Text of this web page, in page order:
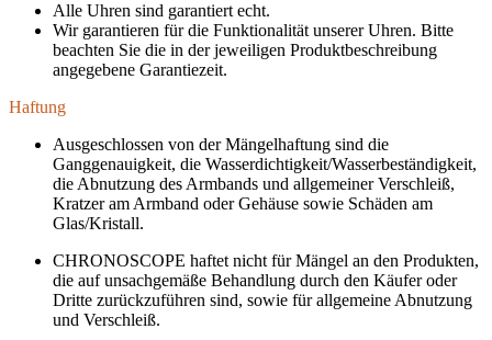
Alle Uhren sind garantiert echt.
Wir garantieren für die Funktionalität unserer Uhren. Bitte
beachten Sie die in der jeweiligen Produktbeschreibung
angegebene Garantiezeit.
Haftung
Ausgeschlossen von der Mängelhaftung sind die
Ganggenauigkeit, die Wasserdichtigkeit/Wasserbeständigkeit,
die Abnutzung des Armbands und allgemeiner Verschleiß,
Kratzer am Armband oder Gehäuse sowie Schäden am
Glas/Kristall.
CHRONOSCOPE haftet nicht für Mängel an den Produkten,
die auf unsachgemäße Behandlung durch den Käufer oder
Dritte zurückzuführen sind, sowie für allgemeine Abnutzung
und Verschleiß.